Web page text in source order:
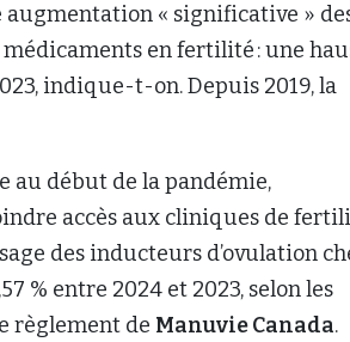
augmentation « significative »
en fertilité : une
indique-t-on. Depuis 2019, la
au début de la pandémie,
accès aux cliniques de
des inducteurs d’ovulation
% entre 2024 et 2023, selon les
règlement de Manuvie Canada.